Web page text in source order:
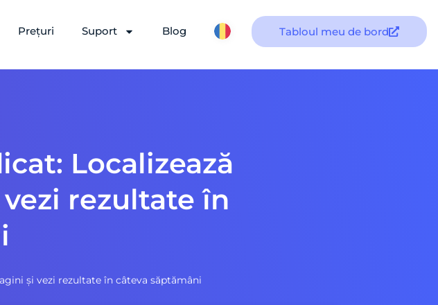
Prețuri Suport Blog Tabloul meu de bord
Localizează
rezultate în
și vezi rezultate în câteva săptămâni